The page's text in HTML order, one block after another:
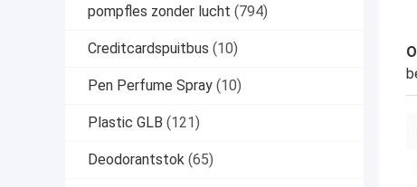
pompfles zonder lucht (794)
Creditcardspuitbus (10)
Pen Perfume Spray (10)
Plastic GLB (121)
Deodorantstok (65)